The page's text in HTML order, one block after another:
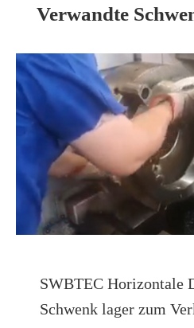
Verwandte
SWBTEC Horizontale
Schwenk lager zum